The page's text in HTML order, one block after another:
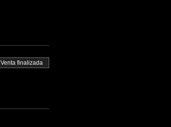
Venta finalizada